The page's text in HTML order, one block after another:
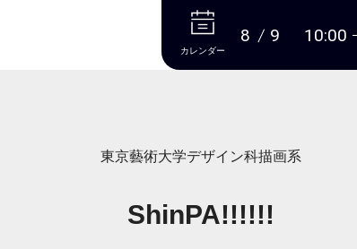
本文へ
カレンダー
8 9 10:00
東京藝術大学デザイン科描画系
ShinPA!!!!!!